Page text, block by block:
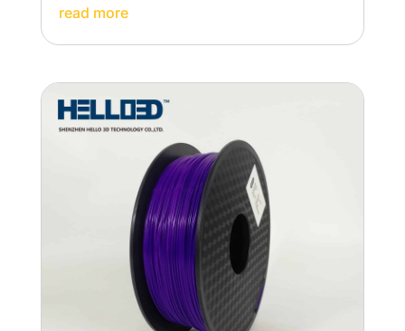
read more